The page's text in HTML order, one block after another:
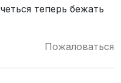
теперь бежать
Пожаловаться